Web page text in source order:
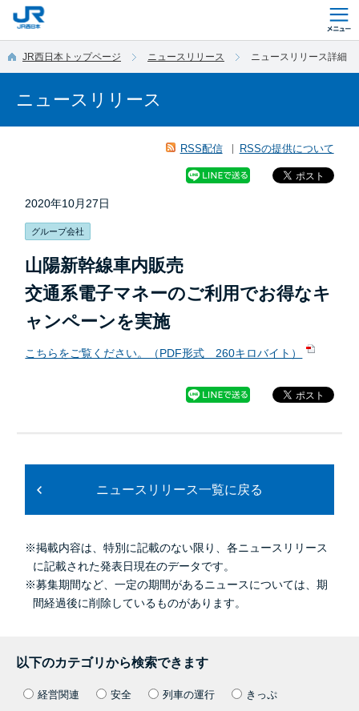
JR西日本トップページ ニュースリリース ニュースリリース詳細
ニュースリリース
RSS配信 RSSの提供について
2020年10月27日
グループ会社
山陽新幹線車内販売
交通系電子マネーのご利用でお得なキ
ャンペーンを実施
こちらをご覧ください。（PDF形式 260キロバイト）
ニュースリリース一覧に戻る
※掲載内容は、特別に記載のない限り、各ニュースリリース
に記載された発表日現在のデータです。
※募集期間など、一定の期間があるニュースについては、期
間経過後に削除しているものがあります。
以下のカテゴリから検索できます
経営関連 安全 列車の運行 きっぷ